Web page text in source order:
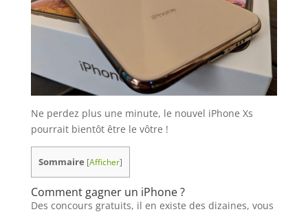
Ne perdez plus une minute, le nouvel iPhone Xs
pourrait bientôt être le vôtre !
Sommaire [Afficher]
Comment gagner un iPhone ?
Des concours gratuits, il en existe des dizaines, vous